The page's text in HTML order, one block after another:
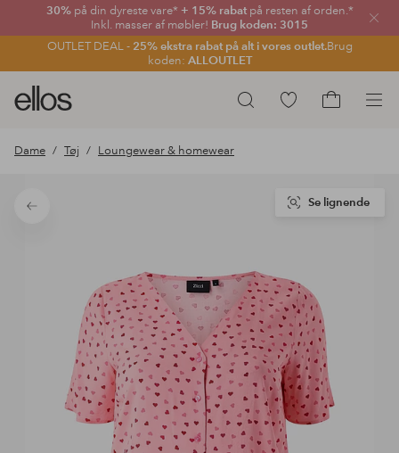
30% på din dyreste vare* + 15% rabatpå resten af orden.*
Inkl. masser af møbler! Brug koden: 3015
OUTLET DEAL - 25% ekstra rabat på alt i vores outlet.Brug
koden: ALLOUTLET
Luk
Søg
Ellos
logo
gå
forsiden
Gå
Dame Tøj Loungewear & homewear
Tilbage
Se lignende